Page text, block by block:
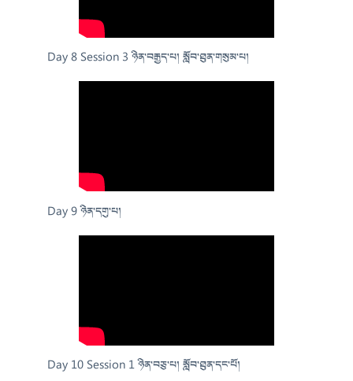
Day 8 Session 3 ཉིན་བརྒྱད་པ། སློབ་ཐུན་གསུམ་པ།
Day 9 ཉིན་དགུ་པ།
Day 10 Session 1 ཉིན་བཅུ་པ། སློབ་ཐུན་དང་པོ།